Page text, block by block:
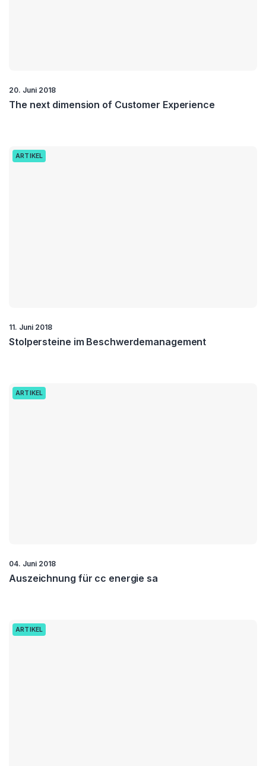
20. Juni 2018
The next dimension of Customer Experience
ARTIKEL
11. Juni 2018
Stolpersteine im Beschwerdemanagement
ARTIKEL
04. Juni 2018
Auszeichnung für cc energie sa
ARTIKEL